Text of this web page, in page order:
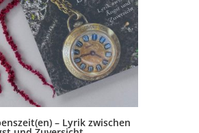
– Lyrik zwischen